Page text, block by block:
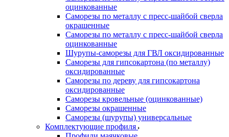
оцинкованные
Саморезы по металлу с пресс-шайбой сверла
окрашенные
Саморезы по металлу с пресс-шайбой сверла
оцинкованные
Шурупы-саморезы для ГВЛ оксидированные
Саморезы для гипсокартона (по металлу)
оксидированные
Саморезы по дереву для гипсокартона
оксидированные
Саморезы кровельные (оцинкованные)
Саморезы окрашенные
Саморезы (шурупы) универсальные
Комплектующие профиля